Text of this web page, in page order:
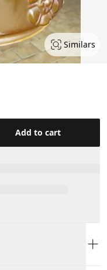
Similars
Add to cart